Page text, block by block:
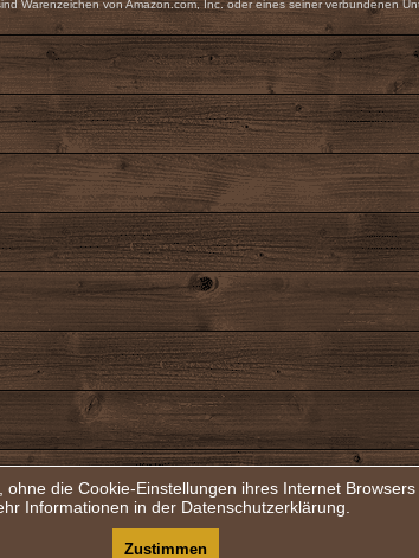
Warenzeichen von Amazon.com, Inc. oder eines seiner verbundenen
die Cookie-Einstellungen ihres Internet
Informationen in der Datenschutzerklärung.
Zustimmen